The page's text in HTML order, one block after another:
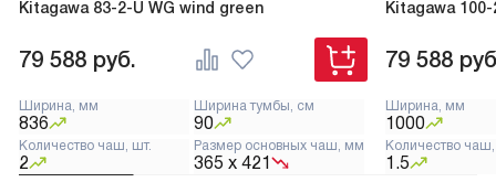
Kitagawa 83-2-U WG wind green
79 588 руб.
Ширина, мм
836
Ширина тумбы, см
90
Количество чаш, шт.
2
Размер основных чаш, мм
365 х 421
Kitagawa
79 588
Ширина, мм
1000
Количество
1.5